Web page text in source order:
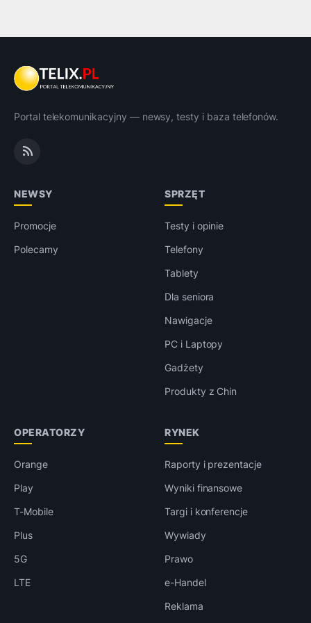
Portal telekomunikacyjny — newsy, testy i baza telefonów.
NEWSY
Promocje
Polecamy
SPRZĘT
Testy i opinie
Telefony
Tablety
Dla seniora
Nawigacje
PC i Laptopy
Gadżety
Produkty z Chin
OPERATORZY
Orange
Play
T-Mobile
Plus
5G
LTE
RYNEK
Raporty i prezentacje
Wyniki finansowe
Targi i konferencje
Wywiady
Prawo
e-Handel
Reklama